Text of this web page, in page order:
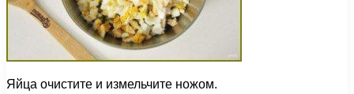
Яйца очистите и измельчите ножом.